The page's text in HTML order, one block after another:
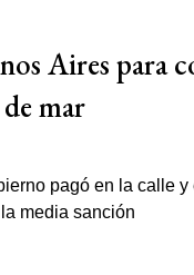
Aires para
mar